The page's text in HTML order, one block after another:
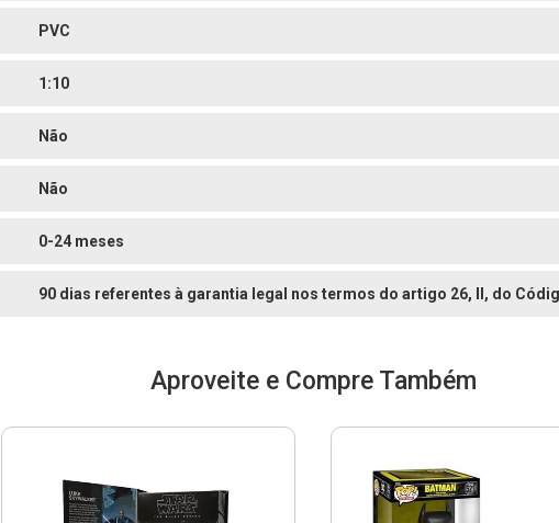
PVC
1:10
Não
Não
0-24 meses
90 dias referentes à garantia legal nos termos do artigo 26, II, do
Aproveite e Compre Também